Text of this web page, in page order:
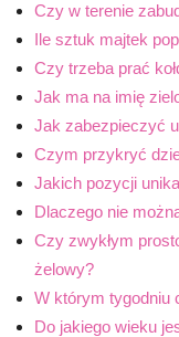
Czy w terenie
Ile sztuk majtek
Czy trzeba prać
Jak ma na imię
Jak zabezpieczyć
Czym przykryć
Jakich pozycji
Dlaczego nie
Czy zwykłym
żelowy?
W którym tygodniu
Do jakiego wieku